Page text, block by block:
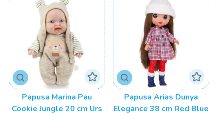
Papusa Marina Pau
Cookie Jungle 20 cm Urs
Papusa Arias Dunya
Elegance 38 cm Red Blue